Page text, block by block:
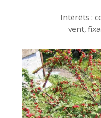
Intérêts :
vent,